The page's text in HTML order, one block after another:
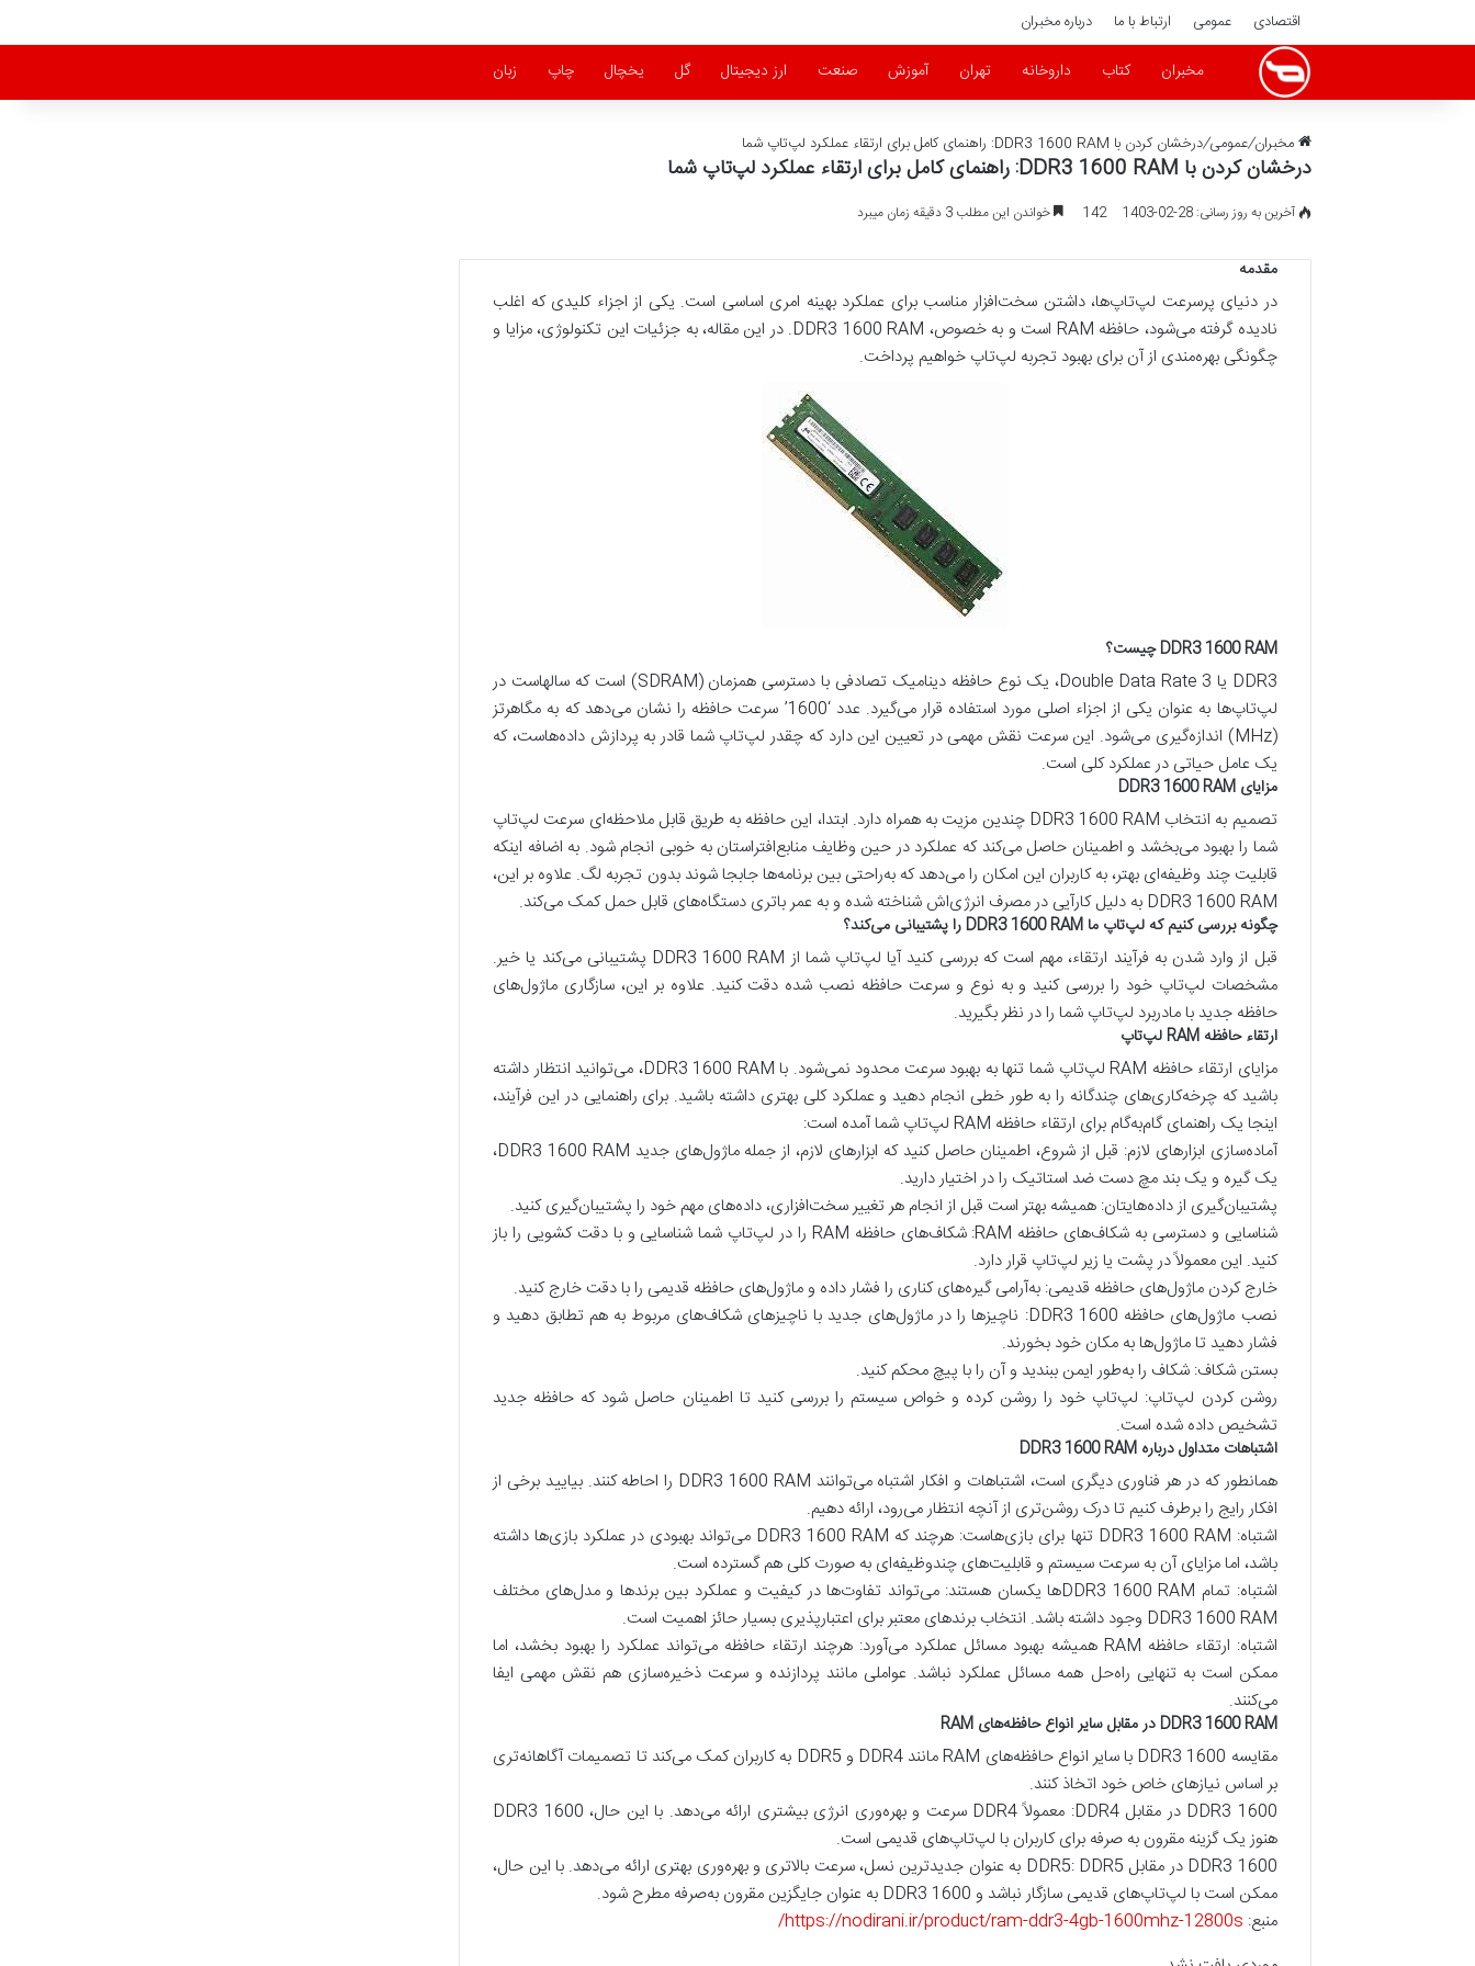
اقتصادی عمومی ارتباط با ما درباره مخبران
مخبران کتاب داروخانه تهران آموزش صنعت ارز دیجیتال گل یخچال چاپ زبان
مخبران/عمومی/درخشان کردن با DDR3 1600 RAM: راهنمای کامل برای ارتقاء عملکرد لپ‌تاپ شما
درخشان کردن با DDR3 1600 RAM: راهنمای کامل برای ارتقاء عملکرد لپ‌تاپ شما
آخرین به روز رسانی: 28-02-1403 142 خواندن این مطلب 3 دقیقه زمان میبرد
مقدمه
در دنیای پرسرعت لپ‌تاپ‌ها، داشتن سخت‌افزار مناسب برای عملکرد بهینه امری اساسی است. یکی از اجزاء کلیدی که اغلب
نادیده گرفته می‌شود، حافظه RAM است و به خصوص، DDR3 1600 RAM. در این مقاله، به جزئیات این تکنولوژی، مزایا و
چگونگی بهره‌مندی از آن برای بهبود تجربه لپ‌تاپ خواهیم پرداخت.
DDR3 1600 RAM چیست؟
DDR3 یا Double Data Rate 3، یک نوع حافظه دینامیک تصادفی با دسترسی همزمان (SDRAM) است که سالهاست در
لپ‌تاپ‌ها به عنوان یکی از اجزاء اصلی مورد استفاده قرار می‌گیرد. عدد ‘1600’ سرعت حافظه را نشان می‌دهد که به مگاهرتز
(MHz) اندازه‌گیری می‌شود. این سرعت نقش مهمی در تعیین این دارد که چقدر لپ‌تاپ شما قادر به پردازش داده‌هاست، که
یک عامل حیاتی در عملکرد کلی است.
مزایای DDR3 1600 RAM
تصمیم به انتخاب DDR3 1600 RAM چندین مزیت به همراه دارد. ابتدا، این حافظه به طریق قابل ملاحظه‌ای سرعت لپ‌تاپ
شما را بهبود می‌بخشد و اطمینان حاصل می‌کند که عملکرد در حین وظایف منابع‌افتراستان به خوبی انجام شود. به اضافه اینکه
قابلیت چند وظیفه‌ای بهتر، به کاربران این امکان را می‌دهد که به‌راحتی بین برنامه‌ها جابجا شوند بدون تجربه لگ. علاوه بر این،
DDR3 1600 RAM به دلیل کارآیی در مصرف انرژی‌اش شناخته شده و به عمر باتری دستگاه‌های قابل حمل کمک می‌کند.
چگونه بررسی کنیم که لپ‌تاپ ما DDR3 1600 RAM را پشتیبانی می‌کند؟
قبل از وارد شدن به فرآیند ارتقاء، مهم است که بررسی کنید آیا لپ‌تاپ شما از DDR3 1600 RAM پشتیبانی می‌کند یا خیر.
مشخصات لپ‌تاپ خود را بررسی کنید و به نوع و سرعت حافظه نصب شده دقت کنید. علاوه بر این، سازگاری ماژول‌های
حافظه جدید با مادربرد لپ‌تاپ شما را در نظر بگیرید.
ارتقاء حافظه RAM لپ‌تاپ
مزایای ارتقاء حافظه RAM لپ‌تاپ شما تنها به بهبود سرعت محدود نمی‌شود. با DDR3 1600 RAM، می‌توانید انتظار داشته
باشید که چرخه‌کاری‌های چندگانه را به طور خطی انجام دهید و عملکرد کلی بهتری داشته باشید. برای راهنمایی در این فرآیند،
اینجا یک راهنمای گام‌به‌گام برای ارتقاء حافظه RAM لپ‌تاپ شما آمده است:
آماده‌سازی ابزارهای لازم: قبل از شروع، اطمینان حاصل کنید که ابزارهای لازم، از جمله ماژول‌های جدید DDR3 1600 RAM،
یک گیره و یک بند مچ دست ضد استاتیک را در اختیار دارید.
پشتیبان‌گیری از داده‌هایتان: همیشه بهتر است قبل از انجام هر تغییر سخت‌افزاری، داده‌های مهم خود را پشتیبان‌گیری کنید.
شناسایی و دسترسی به شکاف‌های حافظه RAM: شکاف‌های حافظه RAM را در لپ‌تاپ شما شناسایی و با دقت کشویی را باز
کنید. این معمولاً در پشت یا زیر لپ‌تاپ قرار دارد.
خارج کردن ماژول‌های حافظه قدیمی: به‌آرامی گیره‌های کناری را فشار داده و ماژول‌های حافظه قدیمی را با دقت خارج کنید.
نصب ماژول‌های حافظه DDR3 1600: ناچیزها را در ماژول‌های جدید با ناچیزهای شکاف‌های مربوط به هم تطابق دهید و
فشار دهید تا ماژول‌ها به مکان خود بخورند.
بستن شکاف: شکاف را به‌طور ایمن ببندید و آن را با پیچ محکم کنید.
روشن کردن لپ‌تاپ: لپ‌تاپ خود را روشن کرده و خواص سیستم را بررسی کنید تا اطمینان حاصل شود که حافظه جدید
تشخیص داده شده است.
اشتباهات متداول درباره DDR3 1600 RAM
همانطور که در هر فناوری دیگری است، اشتباهات و افکار اشتباه می‌توانند DDR3 1600 RAM را احاطه کنند. بیایید برخی از
افکار رایج را برطرف کنیم تا درک روشن‌تری از آنچه انتظار می‌رود، ارائه دهیم.
اشتباه: DDR3 1600 RAM تنها برای بازی‌هاست: هرچند که DDR3 1600 RAM می‌تواند بهبودی در عملکرد بازی‌ها داشته
باشد، اما مزایای آن به سرعت سیستم و قابلیت‌های چندوظیفه‌ای به صورت کلی هم گسترده است.
اشتباه: تمام DDR3 1600 RAM‌ها یکسان هستند: می‌تواند تفاوت‌ها در کیفیت و عملکرد بین برندها و مدل‌های مختلف
DDR3 1600 RAM وجود داشته باشد. انتخاب برندهای معتبر برای اعتبارپذیری بسیار حائز اهمیت است.
اشتباه: ارتقاء حافظه RAM همیشه بهبود مسائل عملکرد می‌آورد: هرچند ارتقاء حافظه می‌تواند عملکرد را بهبود بخشد، اما
ممکن است به تنهایی راه‌حل همه مسائل عملکرد نباشد. عواملی مانند پردازنده و سرعت ذخیره‌سازی هم نقش مهمی ایفا
می‌کنند.
DDR3 1600 RAM در مقابل سایر انواع حافظه‌های RAM
مقایسه DDR3 1600 با سایر انواع حافظه‌های RAM مانند DDR4 و DDR5 به کاربران کمک می‌کند تا تصمیمات آگاهانه‌تری
بر اساس نیازهای خاص خود اتخاذ کنند.
DDR3 1600 در مقابل DDR4: معمولاً DDR4 سرعت و بهره‌وری انرژی بیشتری ارائه می‌دهد. با این حال، DDR3 1600
هنوز یک گزینه مقرون به صرفه برای کاربران با لپ‌تاپ‌های قدیمی است.
DDR3 1600 در مقابل DDR5: DDR5 به عنوان جدیدترین نسل، سرعت بالاتری و بهره‌وری بهتری ارائه می‌دهد. با این حال،
ممکن است با لپ‌تاپ‌های قدیمی سازگار نباشد و DDR3 1600 به عنوان جایگزین مقرون به‌صرفه مطرح شود.
منبع: https://nodirani.ir/product/ram-ddr3-4gb-1600mhz-12800s/